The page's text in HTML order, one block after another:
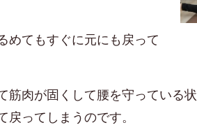
めてもすぐに元にも戻って
筋肉が固くして腰を守っている
ってしまうのです。